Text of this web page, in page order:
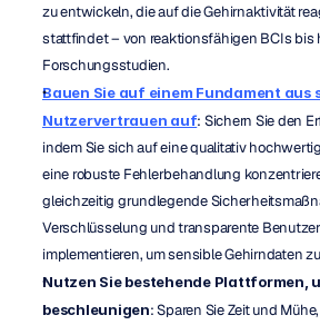
zu entwickeln, die auf die Gehirnaktivität
stattfindet – von reaktionsfähigen BCIs bis
Forschungsstudien.
Bauen Sie auf einem Fundament aus
Nutzervertrauen auf: Sichern Sie den
indem Sie sich auf eine qualitativ
eine robuste Fehlerbehandlung
gleichzeitig grundlegende
Verschlüsselung und transparente
implementieren, um sensible Gehirndaten
Nutzen Sie bestehende Plattformen,
beschleunigen: Sparen Sie Zeit und